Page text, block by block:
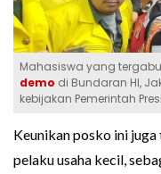
Mahasiswa yang
demo di Bundaran HI,
kebijakan Pemerintah
Keunikan posko ini
pelaku usaha kecil,